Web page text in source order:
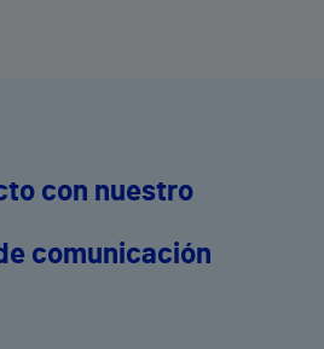
con nuestro
comunicación